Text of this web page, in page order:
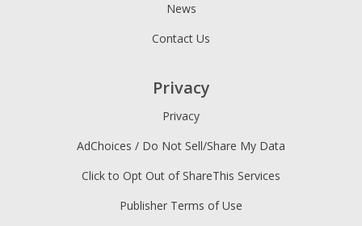
News
Contact Us
Privacy
Privacy
AdChoices / Do Not Sell/Share My Data
Click to Opt Out of ShareThis Services
Publisher Terms of Use